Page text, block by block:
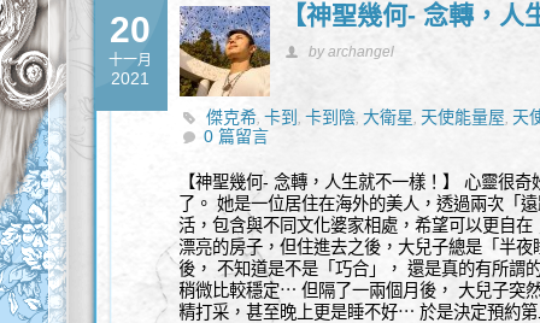
20
十一月
2021
【神聖幾何- 念轉，人
by archangel
傑克希,卡到 ,卡到陰,大衛星, 天使能量屋, 天
小孩,星際種子
0 篇留言
【神聖幾何- 念轉，人生就不一樣！】 心靈很
了。 她是一位居住在海外的美人，透過兩次「
活，包含與不同文化婆家相處，希望可以更自
漂亮的房子，但住進去之後，大兒子總是「半
後， 不知道是不是「巧合」， 還是真的有所謂
稍微比較穩定⋯ 但隔了一兩個月後， 大兒子突
精打采，甚至晚上更是睡不好⋯ 於是決定預約